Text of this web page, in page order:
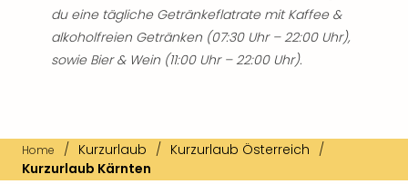
du eine tägliche Getränkeflatrate mit Kaffee &
alkoholfreien Getränken (07:30 Uhr – 22:00 Uhr),
sowie Bier & Wein (11:00 Uhr – 22:00 Uhr).
Home / Kurzurlaub / Kurzurlaub Österreich /
Kurzurlaub Kärnten